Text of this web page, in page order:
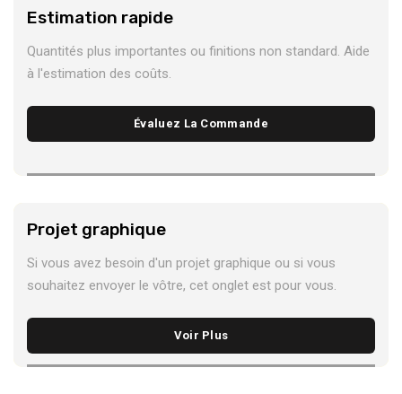
Estimation rapide
Quantités plus importantes ou finitions non standard. Aide
à l'estimation des coûts.
Évaluez La Commande
Projet graphique
Si vous avez besoin d'un projet graphique ou si vous
souhaitez envoyer le vôtre, cet onglet est pour vous.
Voir Plus